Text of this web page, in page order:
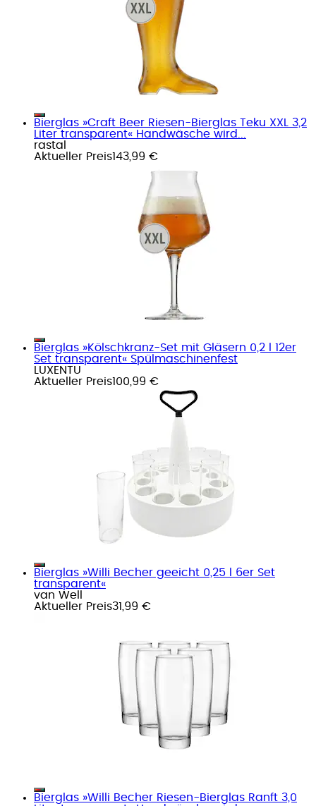
Bierglas »Craft Beer Riesen-Bierglas Teku XXL 3,2
Liter transparent« Handwäsche wird...
rastal
Aktueller Preis143,99 €
Bierglas »Kölschkranz-Set mit Gläsern 0,2 l 12er
Set transparent« Spülmaschinenfest
LUXENTU
Aktueller Preis100,99 €
Bierglas »Willi Becher geeicht 0,25 l 6er Set
transparent«
van Well
Aktueller Preis31,99 €
Bierglas »Willi Becher Riesen-Bierglas Ranft 3,0